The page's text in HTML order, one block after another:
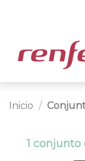
Inicio
1